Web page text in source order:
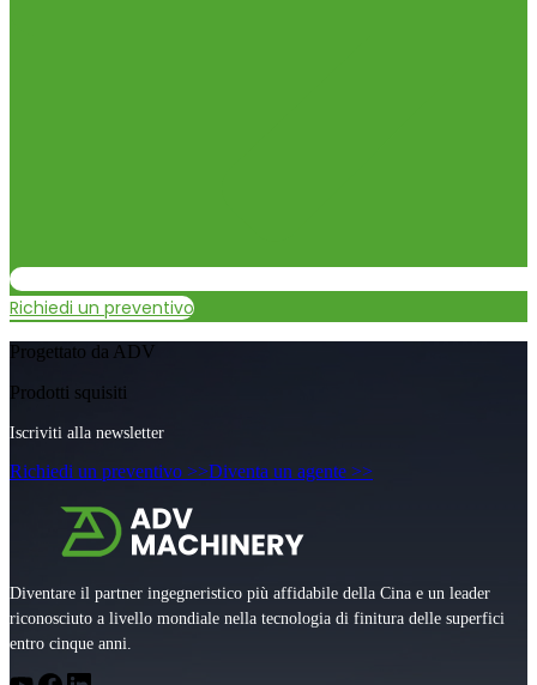
Richiedi un preventivo
Progettato da ADV
Prodotti squisiti
Iscriviti alla newsletter
Richiedi un preventivo >>Diventa un agente >>
Diventare il partner ingegneristico più affidabile della Cina e un leader
riconosciuto a livello mondiale nella tecnologia di finitura delle superfici
entro cinque anni.